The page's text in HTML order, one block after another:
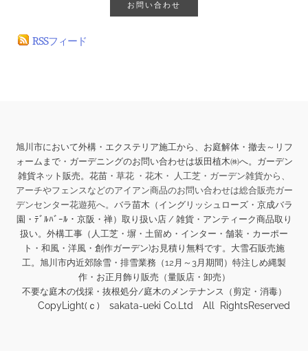
お問い合わせ
RSSフィード
旭川市において外構・エクステリア施工から、お庭解体・撤去～リフ
ォームまで・ガーデニングのお問い合わせは坂田植木㈱へ。ガーデン
雑貨ネット販売。花苗・ 草花 ・花木・ 人工芝・ガーデン雑貨から、
アーチやフェンスなどのアイアン商品のお問い合わせは総合販売ガー
デンセンター花遊苑へ。 バラ苗木（イングリッシュローズ・京成バラ
園・ﾃﾞﾙﾊﾞｰﾙ・京阪・禅）取り扱い店 / 雑貨・アンティーク商品取り
扱い。 外構工事（人工芝・塀・土留め・インター・舗装・カーポー
ト・和風・洋風・創作ガーデン)お見積り無料です。大雪石販売施
工。旭川市内近郊除雪・排雪業務（12月～3月期間）特注しめ縄製
作・お正月飾り販売（量販店・卸売）
不要な庭木の伐採・抜根処分/庭木のメンテナンス（剪定・消毒）
CopyLight(ｃ) sakata-ueki Co.Ltd All RightsReserved